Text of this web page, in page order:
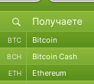
BTC Bitcoin
BCH Bitcoin Cash
ETH Ethereum